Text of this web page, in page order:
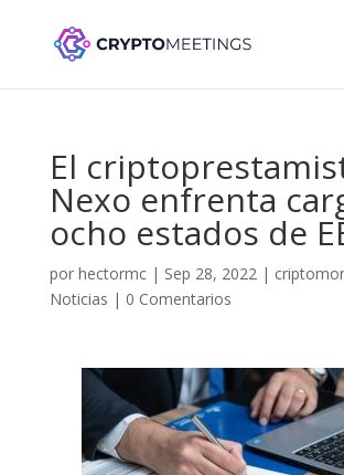
El
Nexo enfrenta
ocho estados de
por hectormc| Sep 28, 2022|
Noticias | 0 Comentarios